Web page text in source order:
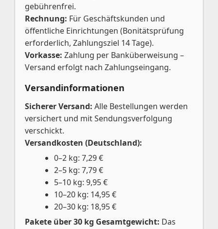
gebührenfrei.
Rechnung: Für Geschäftskunden und
öffentliche Einrichtungen (Bonitätsprüfung
erforderlich, Zahlungsziel 14 Tage).
Vorkasse: Zahlung per Banküberweisung –
Versand erfolgt nach Zahlungseingang.
Versandinformationen
Sicherer Versand: Alle Bestellungen werden
versichert und mit Sendungsverfolgung
verschickt.
Versandkosten (Deutschland):
0–2 kg: 7,29 €
2–5 kg: 7,79 €
5–10 kg: 9,95 €
10–20 kg: 14,95 €
20–30 kg: 18,95 €
Pakete über 30 kg Gesamtgewicht: Das